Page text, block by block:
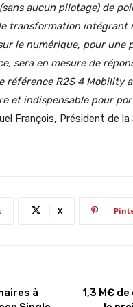
aucun pilotage) de
transformation intégrant
le numérique, pour une
sera en mesure de
référence R2S 4 Mobility
et indispensable pour
François, Président de la
X
à
1,3 M€